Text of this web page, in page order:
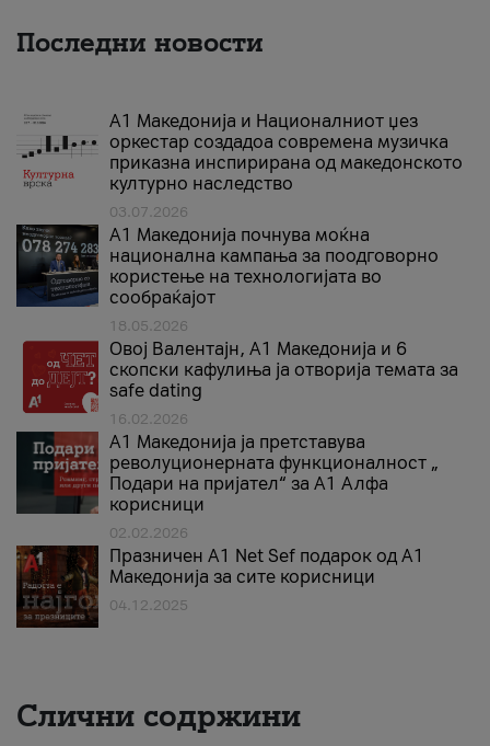
Последни новости
А1 Македонија и Националниот џез
оркестар создадоа современа музичка
приказна инспирирана од македонското
културно наследство
03.07.2026
A1 Македонија почнува моќна
национална кампања за поодговорно
користење на технологијата во
сообраќајот
18.05.2026
Овој Валентајн, A1 Македонија и 6
скопски кафулиња ја отворија темата за
safe dating
16.02.2026
А1 Македонија ја претставува
револуционерната функционалност „
Подари на пријател“ за А1 Алфа
корисници
02.02.2026
Празничен A1 Net Sеf подарок од А1
Македонија за сите корисници
04.12.2025
Слични содржини